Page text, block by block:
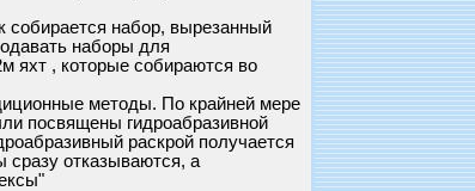
собирается набор, вырезанный
наборы для
яхт , которые собираются во
методы. По крайней мере
посвящены гидроабразивной
раскрой получается
отказываются, а